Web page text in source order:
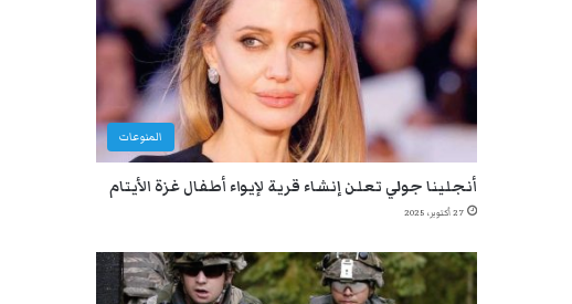
المنوعات
أنجلينا جولي تعلن إنشاء قرية لإيواء أطفال غزة الأيتام
27 أكتوبر، 2025